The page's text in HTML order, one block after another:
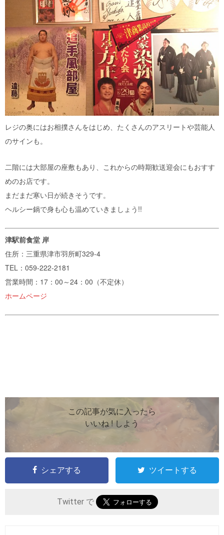
レジの奥にはお相撲さんをはじめ、たくさんのアスリートや芸能人
のサインも。
二階には大部屋の座敷もあり、これからの時期歓送迎会にもおすす
めのお店です。
まだまだ寒い日が続きそうです。
ヘルシー鍋で身も心も温めていきましょう!!
津駅前食堂 岸
住所：三重県津市羽所町329-4
TEL：059-222-2181
営業時間：17：00～24：00（不定休）
ホームページ
この記事が気に入ったら
いいね ! しよう
シェアする ツイートする
Twitter で